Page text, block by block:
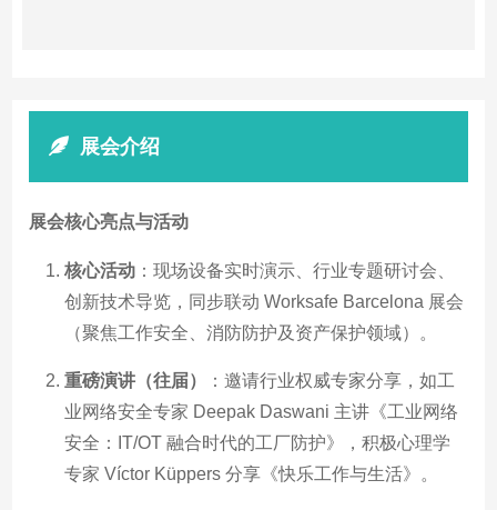
展会介绍
展会核心亮点与活动
核心活动 ：现场设备实时演示、行业专题研讨会、
创新技术导览，同步联动 Worksafe Barcelona 展会
（聚焦工作安全、消防防护及资产保护领域）。
重磅演讲（往届）
：邀请行业权威专家分享，如工
业网络安全专家 Deepak Daswani 主讲《工业网络
安全：IT/OT 融合时代的工厂防护》，积极心理学
专家 Víctor Küppers 分享《快乐工作与生活》。